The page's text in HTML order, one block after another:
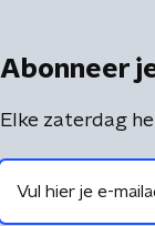
Abonneer
Elke zaterdag